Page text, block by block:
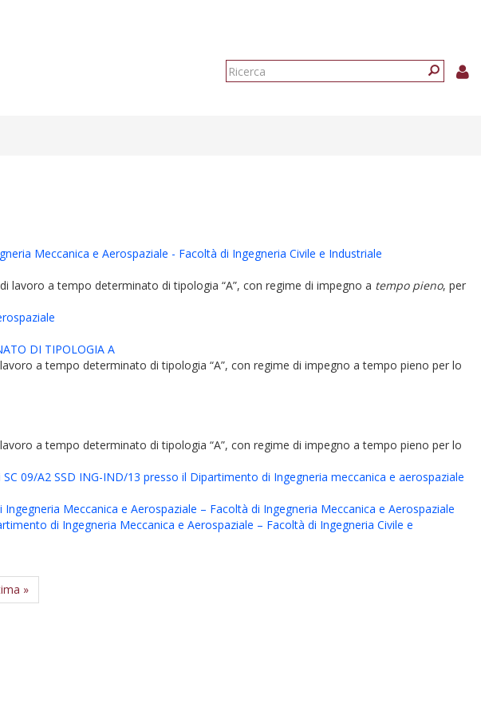
Form
Meccanica e Aerospaziale - Facoltà di Ingegneria Civile e Industriale
lavoro a tempo determinato di tipologia “A”, con regime di impegno a tempo pieno, per
DI TIPOLOGIA A
a tempo determinato di tipologia “A”, con regime di impegno a tempo pieno per lo
a tempo determinato di tipologia “A”, con regime di impegno a tempo pieno per lo
09/A2 SSD ING-IND/13 presso il Dipartimento di Ingegneria meccanica e aerospaziale
Meccanica e Aerospaziale – Facoltà di Ingegneria Meccanica e Aerospaziale
di Ingegneria Meccanica e Aerospaziale – Facoltà di Ingegneria Civile e
»